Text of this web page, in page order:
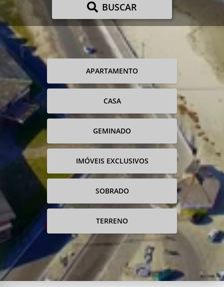
BUSCAR
APARTAMENTO
CASA
GEMINADO
IMÓVEIS EXCLUSIVOS
SOBRADO
TERRENO